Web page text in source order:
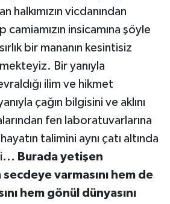
halkımızın vicdanından
insicamına şöyle
bir mananın kesintisiz
Bir yanıyla
ilim ve hikmet
çağın bilgisini ve aklını
fen laboratuvarlarına
talimini aynı çatı altında
Burada yetişen
varmasını hem de
hem gönül dünyasını